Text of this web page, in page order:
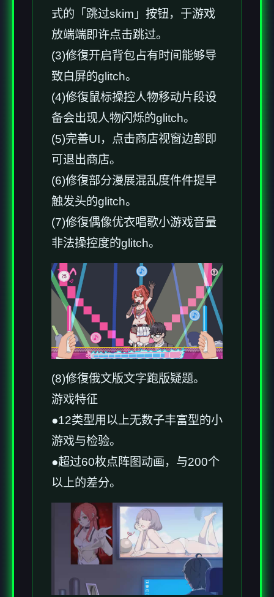
式的「跳过skim」按钮，于游戏
放端端即许点击跳过。
(3)修復开启背包占有时间能够导
致白屏的glitch。
(4)修復鼠标操控人物移动片段设
备会出现人物闪烁的glitch。
(5)完善UI，点击商店视窗边部即
可退出商店。
(6)修復部分漫展混乱度件件提早
触发头的glitch。
(7)修復偶像优衣唱歌小游戏音量
非法操控度的glitch。
(8)修復俄文版文字跑版疑题。
游戏特征
●12类型用以上无数子丰富型的小
游戏与检验。
●超过60枚点阵图动画，与200个
以上的差分。